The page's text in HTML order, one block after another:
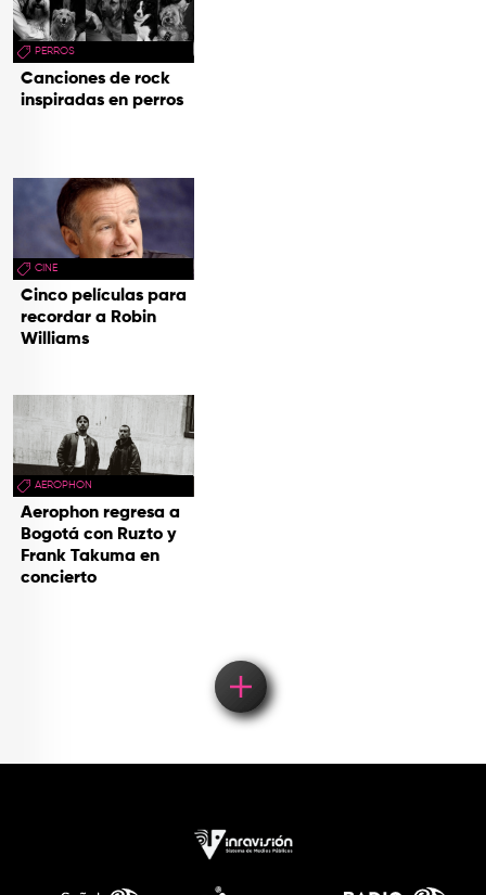
PERROS
Canciones de rock
inspiradas en perros
CINE
Cinco películas para
recordar a Robin
Williams
AEROPHON
Aerophon regresa a
Bogotá con Ruzto y
Frank Takuma en
concierto